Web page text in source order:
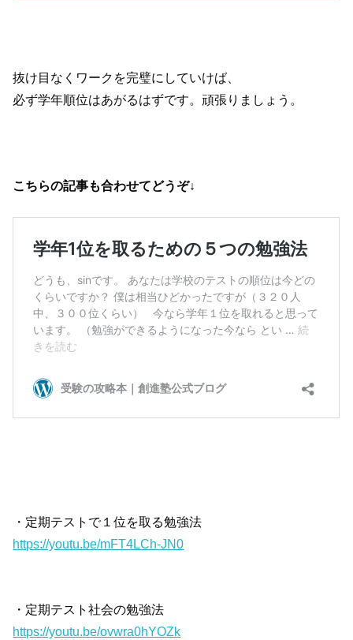
抜け目なくワークを完璧にしていけば、
必ず学年順位はあがるはずです。頑張りましょう。
こちらの記事も合わせてどうぞ↓
・定期テストで１位を取る勉強法
https://youtu.be/mFT4LCh-JN0
・定期テスト社会の勉強法
https://youtu.be/ovwra0hYOZk